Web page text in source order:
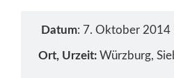
Datum: 7. Oktober
Ort, Urzeit: Würzburg,